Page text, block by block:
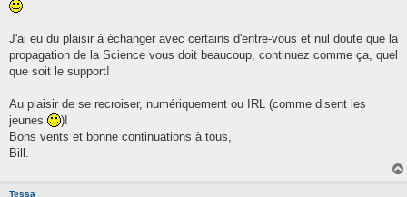
J'ai eu du plaisir à échanger avec certains d'entre-vous et nul doute que la
propagation de la Science vous doit beaucoup, continuez comme ça, quel
que soit le support!
Au plaisir de se recroiser, numériquement ou IRL (comme disent les
jeunes
)!
Bons vents et bonne continuations à tous,
Bill.
Tessa